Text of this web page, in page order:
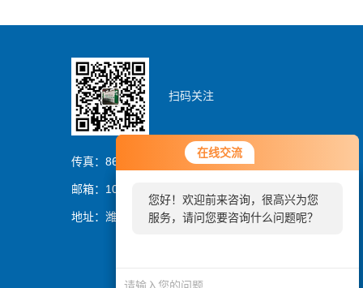
在线交流
您好！欢迎前来咨询，很高兴为您
服务，请问您要咨询什么问题呢？
您好，看您停留很久了，是否找到
了需求产品，您可以直接在线与我
在线交流
您好！欢迎前来咨询，很高兴为您
服务，请问您要咨询什么问题呢？
扫码关注
传真：86-0536-8329837
邮箱：1054064394@qq.com
地址：潍坊市潍城区曼哈顿大厦